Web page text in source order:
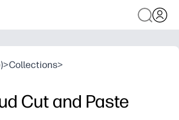
>Collections>
Cut and Paste